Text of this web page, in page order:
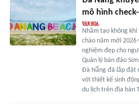
mô hình
Nhằm tạo không
chào năm mới
nghiệm đẹp cho
Quản lý bán đảo
Đà Nẵng đã lắp đặt
với thiết kế sinh
du lịch trên địa bàn